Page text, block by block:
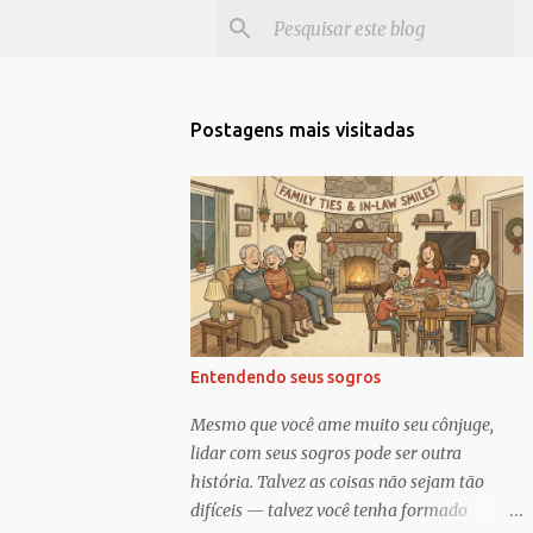
Postagens mais visitadas
Entendendo seus sogros
Mesmo que você ame muito seu cônjuge,
lidar com seus sogros pode ser outra
história. Talvez as coisas não sejam tão
difíceis — talvez você tenha formado